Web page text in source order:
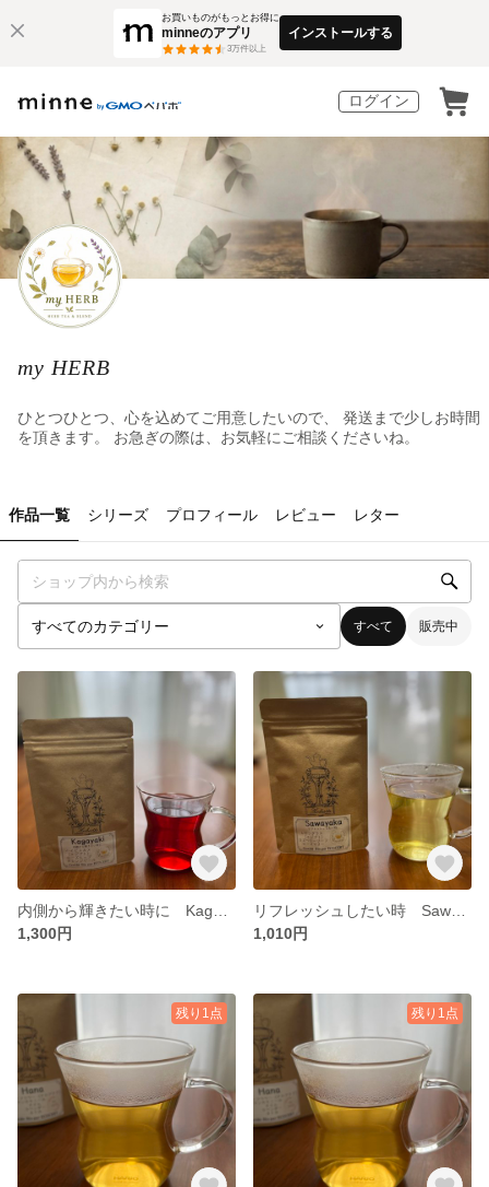
お買いものがもっとお得に
minneのアプリ
3万件以上
インストールする
ログイン
my HERB
ひとつひとつ、心を込めてご用意したいので、 発送まで少しお時間
を頂きます。 お急ぎの際は、お気軽にご相談くださいね。
作品一覧 シリーズ プロフィール レビュー レター
すべて 販売中
1,300円
1,010円
残り1点 残り1点